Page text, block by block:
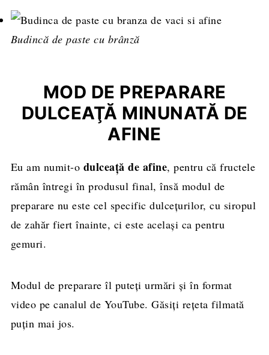
Budincă de paste cu brânză
MOD DE PREPARARE
DULCEAŢĂ MINUNATĂ DE
AFINE
Eu am numit-o dulceaţă de afine, pentru că fructele
rămân întregi în produsul final, însă modul de
preparare nu este cel specific dulceţurilor, cu siropul
de zahăr fiert înainte, ci este acelaşi ca pentru
gemuri.
Modul de preparare îl puteți urmări și în format
video pe canalul de YouTube. Găsiți rețeta filmată
puțin mai jos.